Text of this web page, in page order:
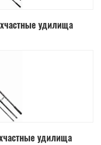
удилища
удилища